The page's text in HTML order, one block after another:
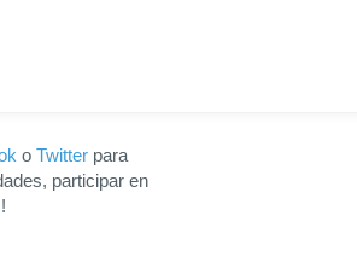
o Twitter para
participar en